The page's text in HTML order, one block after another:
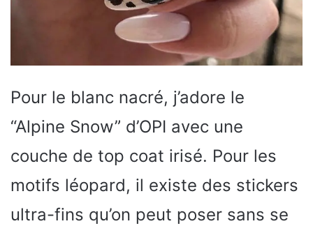
Pour le blanc nacré, j’adore le
“Alpine Snow” d’OPI avec une
couche de top coat irisé. Pour les
motifs léopard, il existe des stickers
ultra-fins qu’on peut poser sans se